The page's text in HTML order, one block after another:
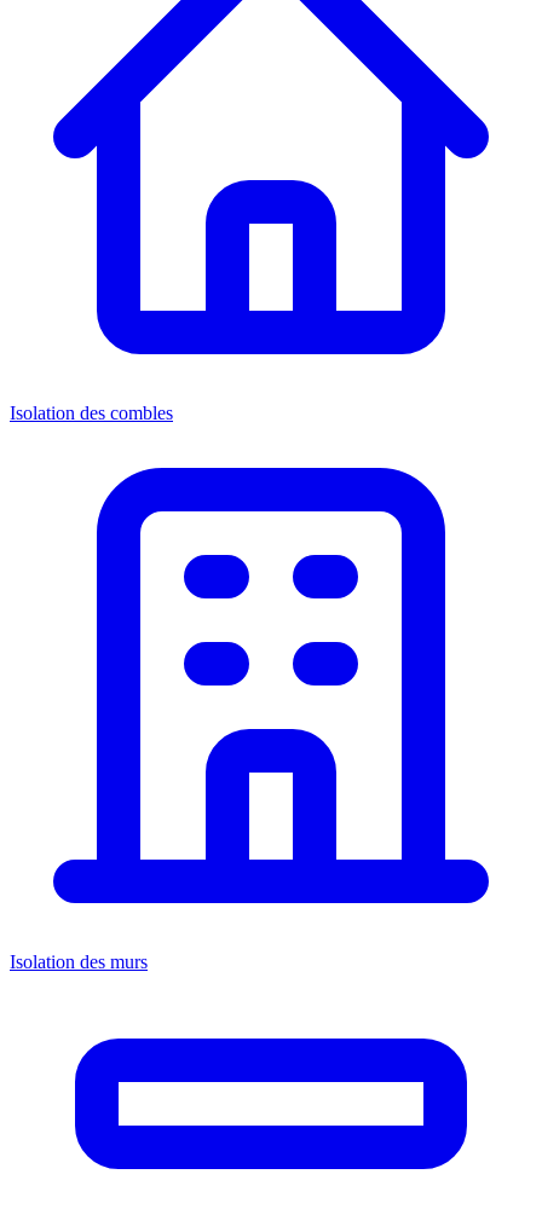
Isolation des combles
Isolation des murs